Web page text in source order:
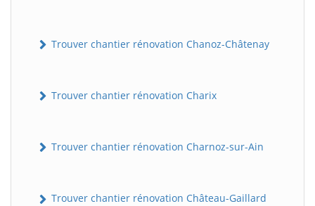
Trouver chantier rénovation Chanoz-Châtenay
Trouver chantier rénovation Charix
Trouver chantier rénovation Charnoz-sur-Ain
Trouver chantier rénovation Château-Gaillard